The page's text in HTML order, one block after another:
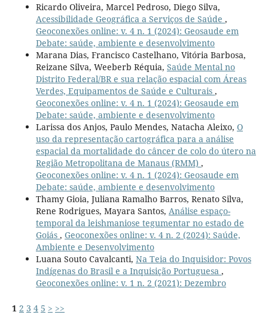
Ricardo Oliveira, Marcel Pedroso, Diego Silva,
Acessibilidade Geográfica a Serviços de Saúde ,
Geoconexões online: v. 4 n. 1 (2024): Geosaude em
Debate: saúde, ambiente e desenvolvimento
Marana Dias, Francisco Castelhano, Vitória Barbosa,
Reizane Silva, Weeberb Réquia, Saúde Mental no
Distrito Federal/BR e sua relação espacial com Áreas
Verdes, Equipamentos de Saúde e Culturais ,
Geoconexões online: v. 4 n. 1 (2024): Geosaude em
Debate: saúde, ambiente e desenvolvimento
Larissa dos Anjos, Paulo Mendes, Natacha Aleixo, O
uso da representação cartográfica para a análise
espacial da mortalidade do câncer de colo do útero na
Região Metropolitana de Manaus (RMM) ,
Geoconexões online: v. 4 n. 1 (2024): Geosaude em
Debate: saúde, ambiente e desenvolvimento
Thamy Gioia, Juliana Ramalho Barros, Renato Silva,
Rene Rodrigues, Mayara Santos, Análise espaço-
temporal da leishmaniose tegumentar no estado de
Goiás , Geoconexões online: v. 4 n. 2 (2024): Saúde,
Ambiente e Desenvolvimento
Luana Souto Cavalcanti, Na Teia do Inquisidor: Povos
Indígenas do Brasil e a Inquisição Portuguesa ,
Geoconexões online: v. 1 n. 2 (2021): Dezembro
1 2 3 4 5 > >>